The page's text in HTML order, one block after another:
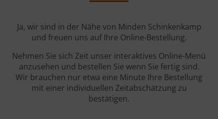
Ja, wir sind in der Nähe von Minden Schinkenkamp
und freuen uns auf Ihre Online-Bestellung.
Nehmen Sie sich Zeit unser interaktives Online-Menü
anzusehen und bestellen Sie wenn Sie fertig sind.
Wir brauchen nur etwa eine Minute Ihre Bestellung
mit einer individuellen Zeitabschätzung zu
bestätigen.